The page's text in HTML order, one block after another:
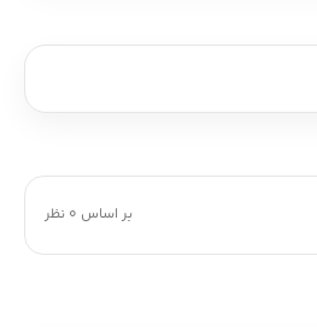
بر اساس 0 نظر